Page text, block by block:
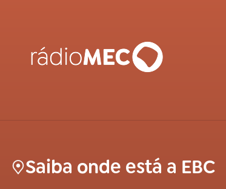
Saiba onde está a EBC